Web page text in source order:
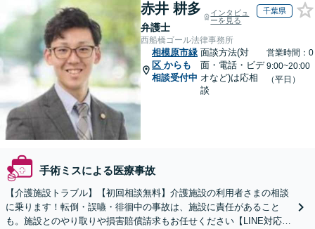
赤井 耕多
弁護士
インタビュ
ーを見る
千葉県
西船橋ゴール法律事務所
相模原市緑
区 からも
相談受付中
面談方法(対
面・電話・ビデ
オなど)は応相
談
営業時間：0
9:00~20:00
（平日）
手術ミスによる医療事故
【介護施設トラブル】【初回相談無料】介護施設の利用者さまの相談
に乗ります！転倒・誤嚥・徘徊中の事故は、施設に責任があること
も。施設とのやり取りや損害賠償請求もお任せください【LINE対応